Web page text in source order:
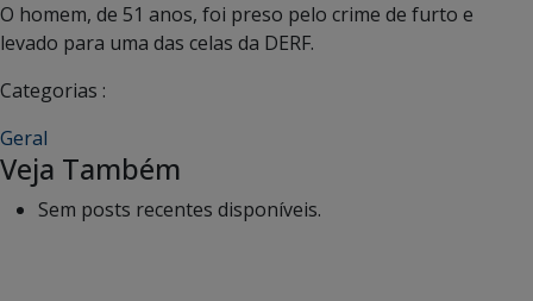
O homem, de 51 anos, foi preso pelo crime de furto e
levado para uma das celas da DERF.
Categorias :
Geral
Veja Também
Sem posts recentes disponíveis.